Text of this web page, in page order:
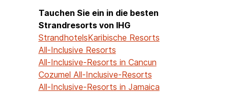
Tauchen Sie ein in die besten
Strandresorts von IHG
StrandhotelsKaribische Resorts
All-Inclusive Resorts
All-Inclusive-Resorts in Cancun
Cozumel All-Inclusive-Resorts
All-Inclusive-Resorts in Jamaica